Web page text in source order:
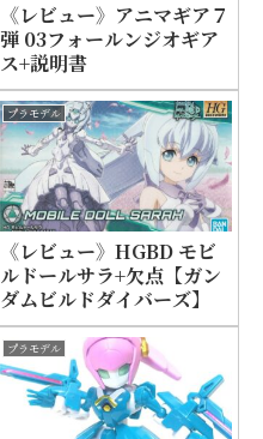
《レビュー》アニマギア７
弾 03フォールンジオギア
ス+説明書
プラモデル
《レビュー》HGBD モビ
ルドールサラ+欠点【ガン
ダムビルドダイバーズ】
プラモデル